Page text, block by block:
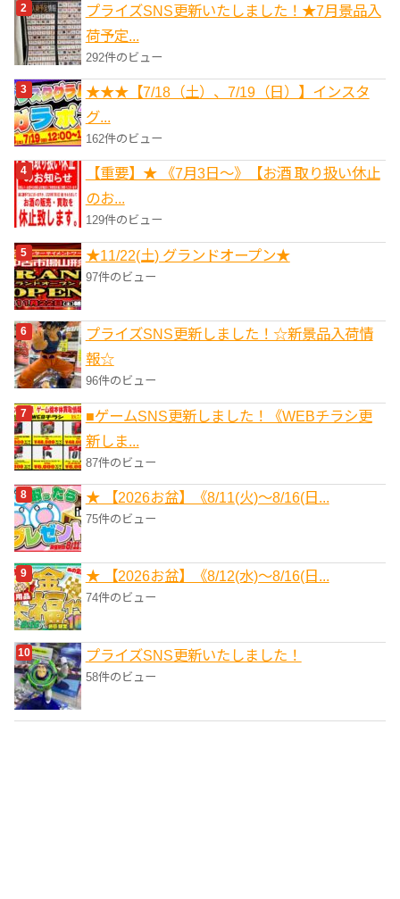
プライズSNS更新いたしました！★7月景品入
荷予定...
292件のビュー
★★★【7/18（土）、7/19（日）】インスタ
グ...
162件のビュー
【重要】★ 《7月3日～》【お酒 取り扱い休止
のお...
129件のビュー
★11/22(土) グランドオープン★
97件のビュー
プライズSNS更新しました！☆新景品入荷情
報☆
96件のビュー
■ゲームSNS更新しました！《WEBチラシ更
新しま...
87件のビュー
★ 【2026お盆】《8/11(火)～8/16(日...
75件のビュー
★ 【2026お盆】《8/12(水)～8/16(日...
74件のビュー
プライズSNS更新いたしました！
58件のビュー